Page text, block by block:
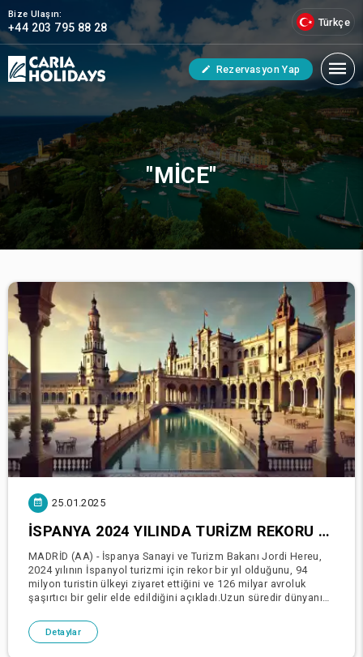
Bize Ulaşın:
+44 203 795 88 28 Türkçe
Rezervasyon Yap
"MICE"
25.01.2025
İSPANYA 2024 YILINDA TURIZM REKORU KIRDI: 94 MILYON TURIST, 126 MILYAR AVRO GELIR
MADRİD (AA) - İspanya Sanayi ve Turizm Bakanı Jordi Hereu,
2024 yılının İspanyol turizmi için rekor bir yıl olduğunu, 94
milyon turistin ülkeyi ziyaret ettiğini ve 126 milyar avroluk
şaşırtıcı bir gelir elde edildiğini açıkladı.Uzun süredir dünyanın
Detaylar